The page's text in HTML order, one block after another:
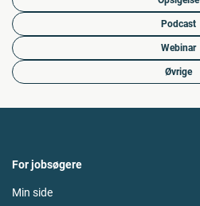
Podcast
Webinar
Øvrige
For jobsøgere
Min side